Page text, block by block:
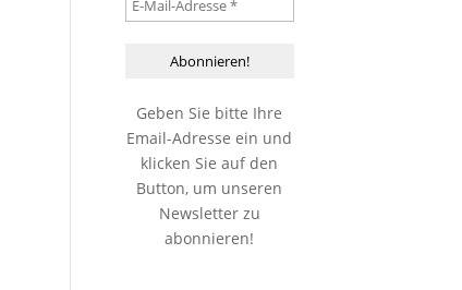
Geben Sie bitte Ihre
Email-Adresse ein und
klicken Sie auf den
Button, um unseren
Newsletter zu
abonnieren!